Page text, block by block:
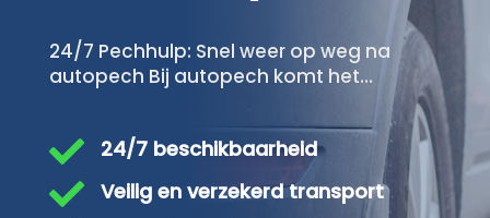
24/7 Pechhulp: Snel weer op weg na
autopech Bij autopech komt het…
 24/7 beschikbaarheid
 Veilig en verzekerd transport